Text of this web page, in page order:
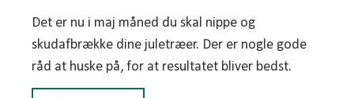
Det er nu i maj måned du skal nippe og
skudafbrække dine juletræer. Der er nogle gode
råd at huske på, for at resultatet bliver bedst.